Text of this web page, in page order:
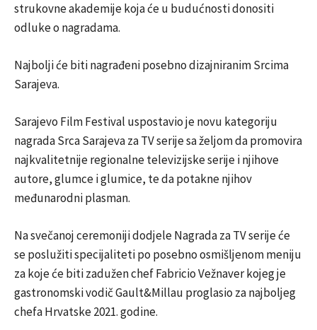
strukovne akademije koja će u budućnosti donositi
odluke o nagradama.
Najbolji će biti nagrađeni posebno dizajniranim Srcima
Sarajeva.
Sarajevo Film Festival uspostavio je novu kategoriju
nagrada Srca Sarajeva za TV serije sa željom da promovira
najkvalitetnije regionalne televizijske serije i njihove
autore, glumce i glumice, te da potakne njihov
međunarodni plasman.
Na svečanoj ceremoniji dodjele Nagrada za TV serije će
se poslužiti specijaliteti po posebno osmišljenom meniju
za koje će biti zadužen chef Fabricio Vežnaver kojeg je
gastronomski vodič Gault&Millau proglasio za najboljeg
chefa Hrvatske 2021. godine.